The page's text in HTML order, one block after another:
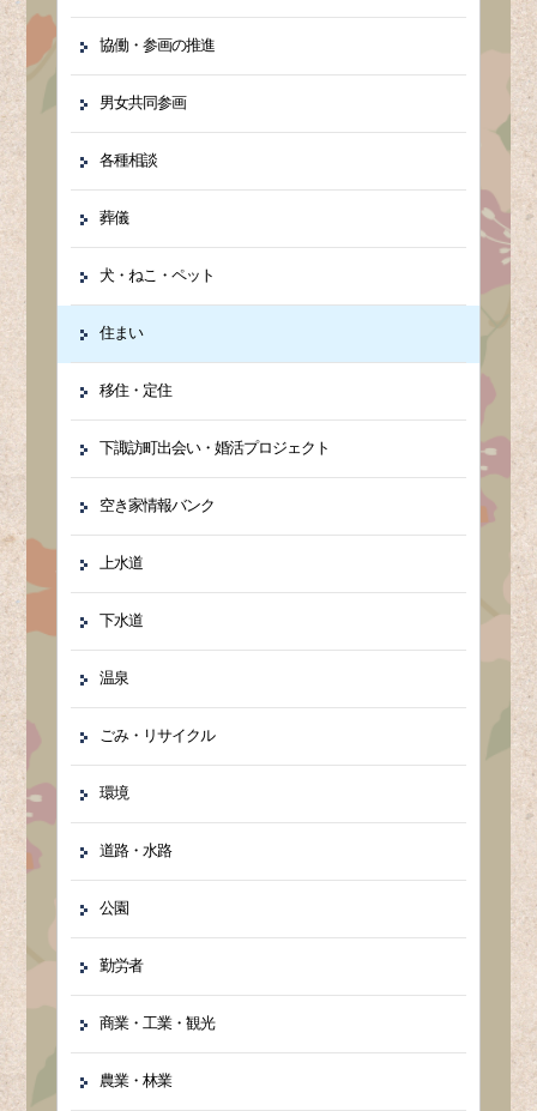
協働・参画の推進
男女共同参画
各種相談
葬儀
犬・ねこ・ペット
住まい
移住・定住
下諏訪町出会い・婚活プロジェクト
空き家情報バンク
上水道
下水道
温泉
ごみ・リサイクル
環境
道路・水路
公園
勤労者
商業・工業・観光
農業・林業